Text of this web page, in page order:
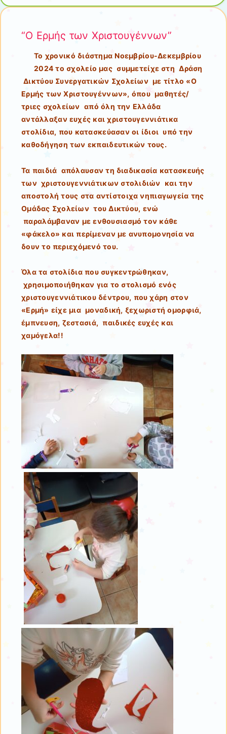
“Ο Ερμής των Χριστουγέννων”
Το χρονικό διάστημα Νοεμβρίου-Δεκεμβρίου
2024 το σχολείο μας συμμετείχε στη Δράση
Δικτύου Συνεργατικών Σχολείων με τίτλο «Ο
Ερμής των Χριστουγέννων», όπου μαθητές/
τριες σχολείων από όλη την Ελλάδα
αντάλλαξαν ευχές και χριστουγεννιάτικα
στολίδια, που κατασκεύασαν οι ίδιοι υπό την
καθοδήγηση των εκπαιδευτικών τους.
Τα παιδιά απόλαυσαν τη διαδικασία κατασκευής
των χριστουγεννιάτικων στολιδιών και την
αποστολή τους στα αντίστοιχα νηπιαγωγεία της
Ομάδας Σχολείων του Δικτύου, ενώ
παραλάμβαναν με ενθουσιασμό τον κάθε
«φάκελο» και περίμεναν με ανυπομονησία να
δουν το περιεχόμενό του.
Όλα τα στολίδια που συγκεντρώθηκαν,
χρησιμοποιήθηκαν για το στολισμό ενός
χριστουγεννιάτικου δέντρου, που χάρη στον
«Ερμή» είχε μια μοναδική, ξεχωριστή ομορφιά,
έμπνευση, ζεστασιά, παιδικές ευχές και
χαμόγελα!!